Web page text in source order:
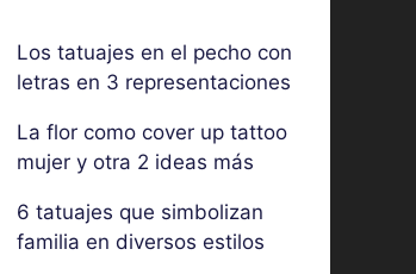
Los tatuajes en el pecho con
letras en 3 representaciones
La flor como cover up tattoo
mujer y otra 2 ideas más
6 tatuajes que simbolizan
familia en diversos estilos